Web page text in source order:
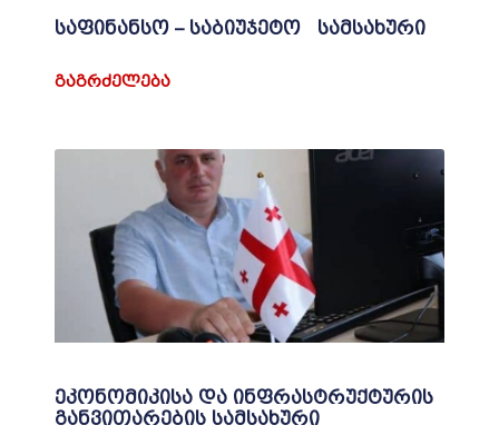
საფინანსო – საბიუჯეტო სამსახური
ᲒᲐᲒᲠᲫᲔᲚᲔᲑᲐ
ეკონომიკისა და ინფრასტრუქტურის
განვითარების სამსახური